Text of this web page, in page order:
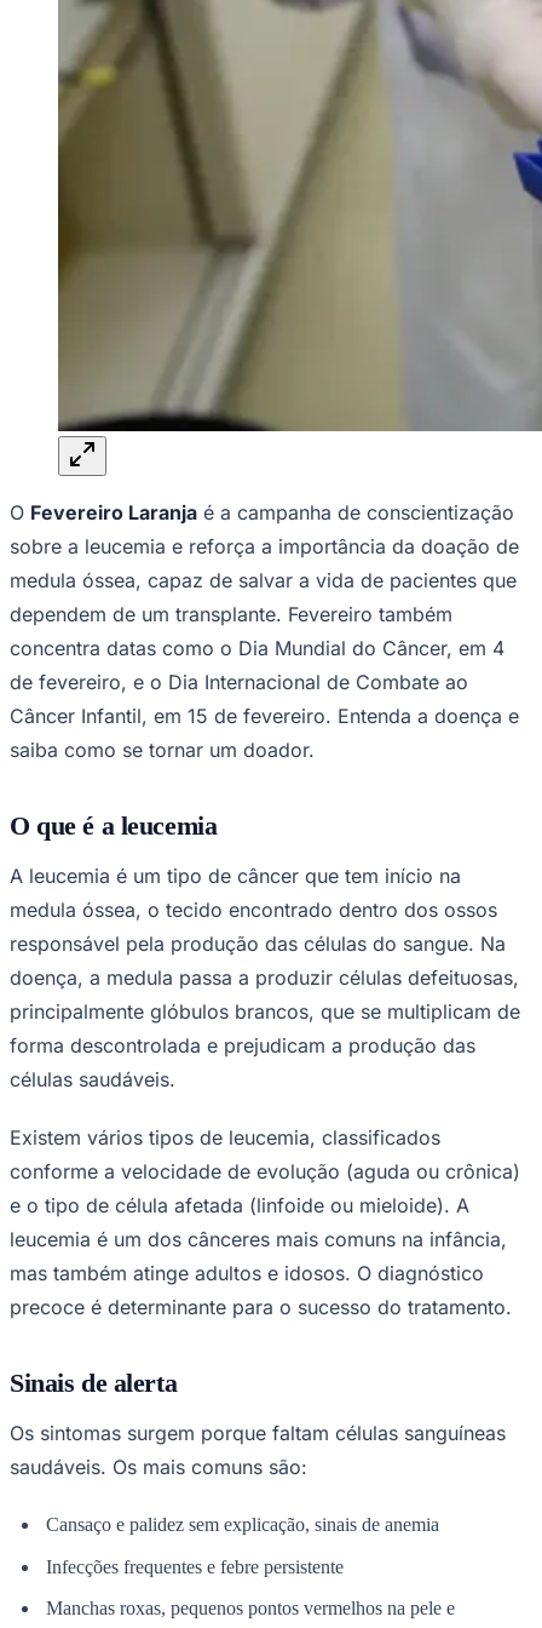
Para Sua Empresa
Anuncie Regional
Guia de Empresas
Hub de Negócios
Agenda de Vestibulares
Vagas de Emprego
Panorama Econômico
Para Sua Empresa
Anuncie no Portal
Verificar Empresa
Publicidade Legal
NBA
NFL
Fórmula 1
UFC
Tênis (ATP)
MLB
NHL
Atletismo
Vôlei
NBB
Brasileirão Série A
Paulistão
Libertadores
Sul-Americana
Copa América
Champions League
Premier League
La Liga
Bundesliga
Mundial 2026
O Fevereiro Laranja é a campanha de conscientização
sobre a leucemia e reforça a importância da doação de
medula óssea, capaz de salvar a vida de pacientes que
dependem de um transplante. Fevereiro também
concentra datas como o Dia Mundial do Câncer, em 4
de fevereiro, e o Dia Internacional de Combate ao
Câncer Infantil, em 15 de fevereiro. Entenda a doença e
saiba como se tornar um doador.
O que é a leucemia
A leucemia é um tipo de câncer que tem início na
medula óssea, o tecido encontrado dentro dos ossos
responsável pela produção das células do sangue. Na
doença, a medula passa a produzir células defeituosas,
principalmente glóbulos brancos, que se multiplicam de
forma descontrolada e prejudicam a produção das
células saudáveis.
Existem vários tipos de leucemia, classificados
conforme a velocidade de evolução (aguda ou crônica)
e o tipo de célula afetada (linfoide ou mieloide). A
leucemia é um dos cânceres mais comuns na infância,
mas também atinge adultos e idosos. O diagnóstico
precoce é determinante para o sucesso do tratamento.
Sinais de alerta
Os sintomas surgem porque faltam células sanguíneas
saudáveis. Os mais comuns são:
Cansaço e palidez sem explicação, sinais de anemia
Infecções frequentes e febre persistente
Manchas roxas, pequenos pontos vermelhos na pele e